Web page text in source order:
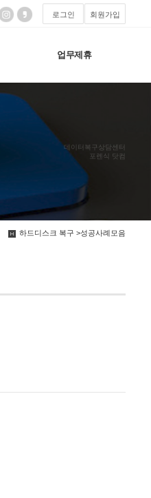
로그인 회원가입
업무제휴
데이터복구상담센터
포렌식 닷컴
하드디스크 복구 >성공사례모음